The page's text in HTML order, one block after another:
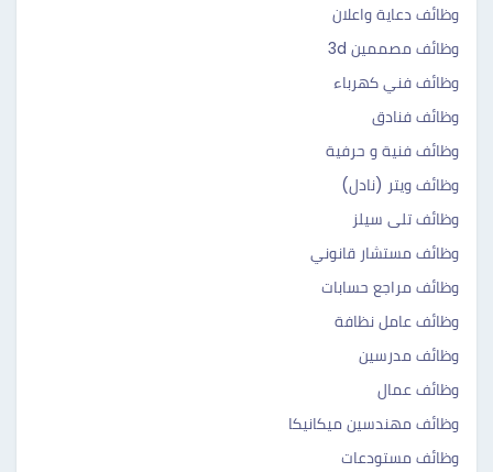
وظائف دعاية واعلان
وظائف مصممين 3d
وظائف فني كهرباء
وظائف فنادق
وظائف فنية و حرفية
وظائف ويتر (نادل)
وظائف تلى سيلز
وظائف مستشار قانوني
وظائف مراجع حسابات
وظائف عامل نظافة
وظائف مدرسين
وظائف عمال
وظائف مهندسين ميكانيكا
وظائف مستودعات